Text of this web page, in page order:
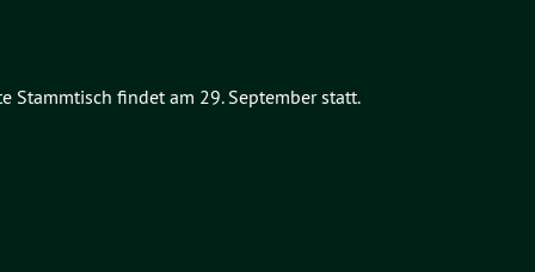
Stammtisch findet am 29. September statt.